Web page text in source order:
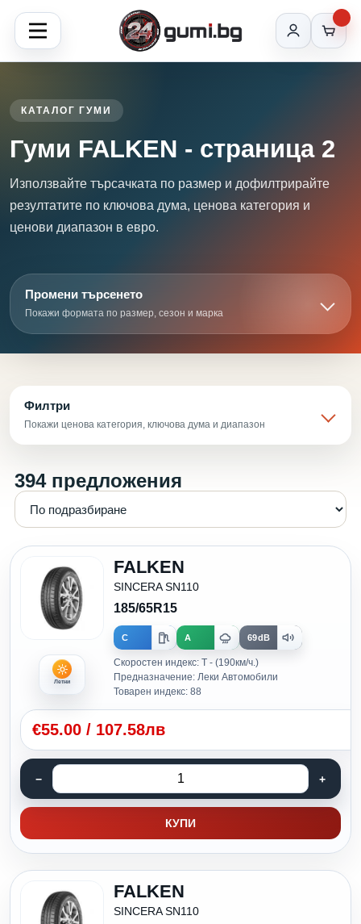
КАТАЛОГ ГУМИ
Гуми FALKEN - страница 2
Използвайте търсачката по размер и дофилтрирайте
резултатите по ключова дума, ценова категория и
ценови диапазон в евро.
Промени търсенето
Покажи формата по размер, сезон и марка
Филтри
Покажи ценова категория, ключова дума и диапазон
394 предложения
Летни
FALKEN
SINCERA SN110
185/65R15
C A 69dB
Скоростен индекс: T - (190км/ч.)
Предназначение: Леки Автомобили
Товарен индекс: 88
€55.00 / 107.58лв
КУПИ
FALKEN
SINCERA SN110